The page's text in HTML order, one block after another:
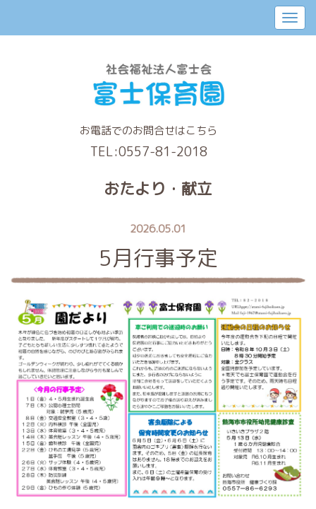
お電話でのお問合せはこちら
TEL:0557-81-2018
おたより・献立
2026.05.01
5月行事予定